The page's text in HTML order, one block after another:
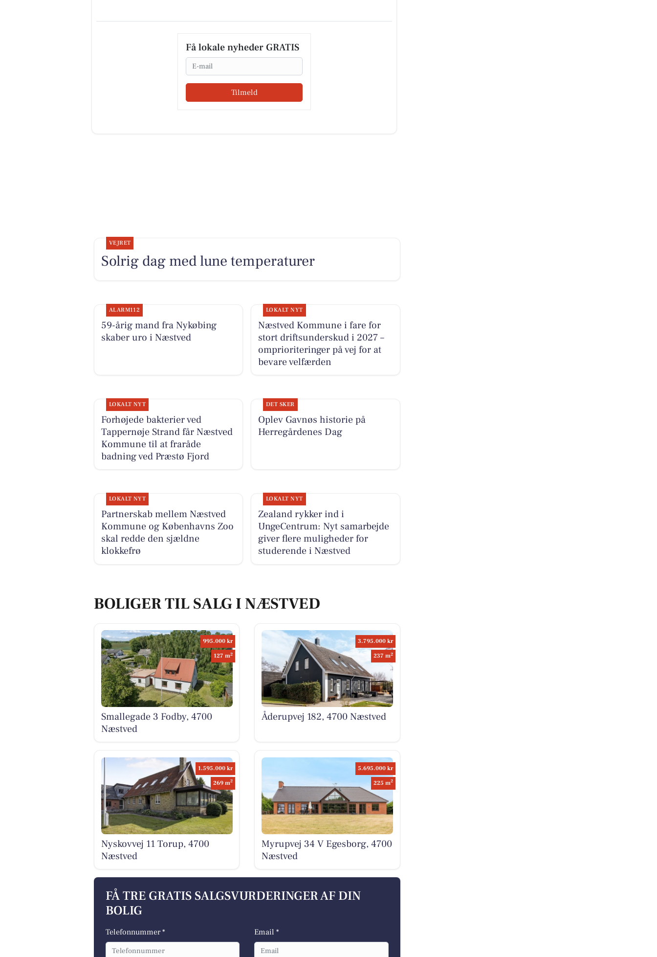
Få lokale nyheder GRATIS
Email
Tilmeld
VEJRET
Solrig dag med lune temperaturer
ALARM112
59-årig mand fra Nykøbing
skaber uro i Næstved
LOKALT NYT
Næstved Kommune i fare for
stort driftsunderskud i 2027 –
omprioriteringer på vej for at
bevare velfærden
LOKALT NYT
Forhøjede bakterier ved
Tappernøje Strand får Næstved
Kommune til at fraråde
badning ved Præstø Fjord
DET SKER
Oplev Gavnøs historie på
Herregårdenes Dag
LOKALT NYT
Partnerskab mellem Næstved
Kommune og Københavns Zoo
skal redde den sjældne
klokkefrø
LOKALT NYT
Zealand rykker ind i
UngeCentrum: Nyt samarbejde
giver flere muligheder for
studerende i Næstved
BOLIGER TIL SALG I NÆSTVED
995.000 kr
127 m2
Smallegade 3 Fodby, 4700
Næstved
3.795.000 kr
237 m2
Åderupvej 182, 4700 Næstved
1.595.000 kr
269 m2
Nyskovvej 11 Torup, 4700
Næstved
5.695.000 kr
225 m2
Myrupvej 34 V Egesborg, 4700
Næstved
FÅ TRE GRATIS SALGSVURDERINGER AF DIN
BOLIG
Telefonnummer * Email *